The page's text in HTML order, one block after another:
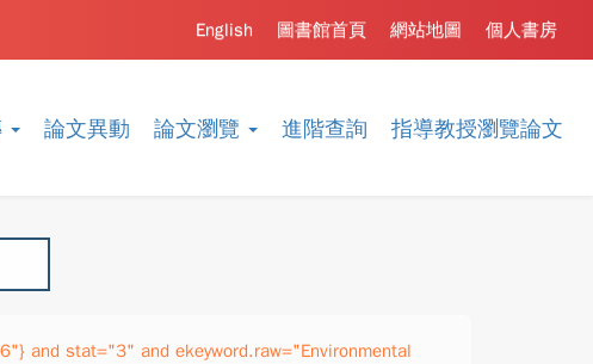
論文異動 論文瀏覽 進階查詢 指導教授瀏覽論文
個人書房
網站地圖
圖書館首頁
English
and stat="3" and ekeyword.raw="Environmental